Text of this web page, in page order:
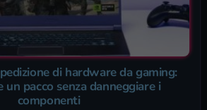
di hardware da gaming:
un pacco senza danneggiare i
componenti